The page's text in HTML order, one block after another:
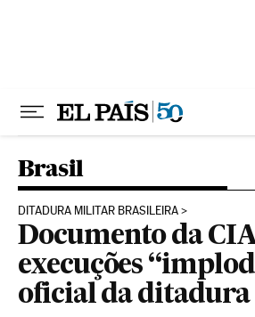
Brasil
DITADURA MILITAR BRASILEIRA
Documento da
execuções
oficial da ditadura